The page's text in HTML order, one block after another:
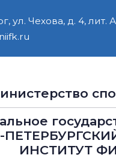
ул. Чехова, д. 4, лит.
ИНСТИТУТ